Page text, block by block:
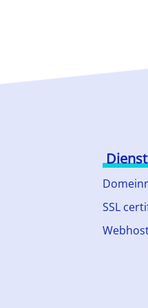
SSL